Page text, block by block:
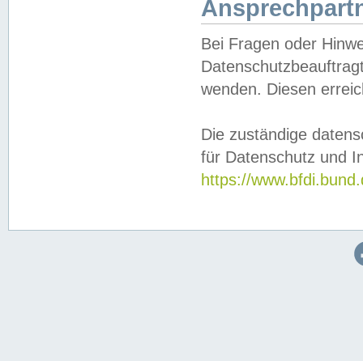
Bei Fragen oder
wenden. Diesen
Die zuständige
für Datenschutz und
https://